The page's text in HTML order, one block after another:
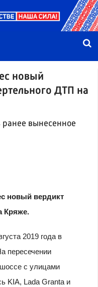
новый
ДТП на
вынесенное
новый вердикт
Кряже.
2019 года в
пересечении
с улицами
KIA, Lada Granta и